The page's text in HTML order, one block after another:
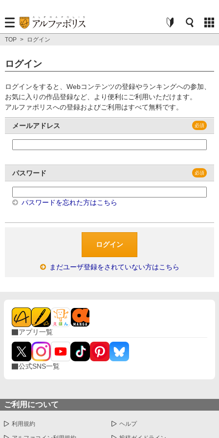
TOP > ログイン
ログイン
ログインをすると、Webコンテンツの登録やランキングへの参加、
お気に入りの作品登録など、より便利にご利用いただけます。
アルファポリスへの登録およびご利用はすべて無料です。
メールアドレス
パスワード
パスワードを忘れた方はこちら
まだユーザ登録をされていない方はこちら
アプリ一覧
公式SNS一覧
ご利用について
利用規約 ヘルプ